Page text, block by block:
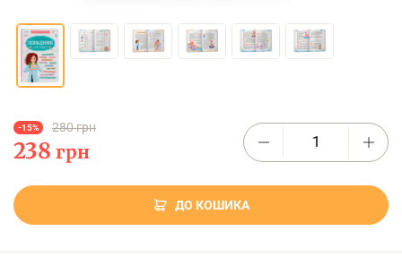
-15% 280 грн
238 грн
ДО КОШИКА